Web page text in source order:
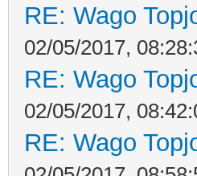
RE: Wago
02/05/2017,
RE: Wago
02/05/2017,
RE: Wago